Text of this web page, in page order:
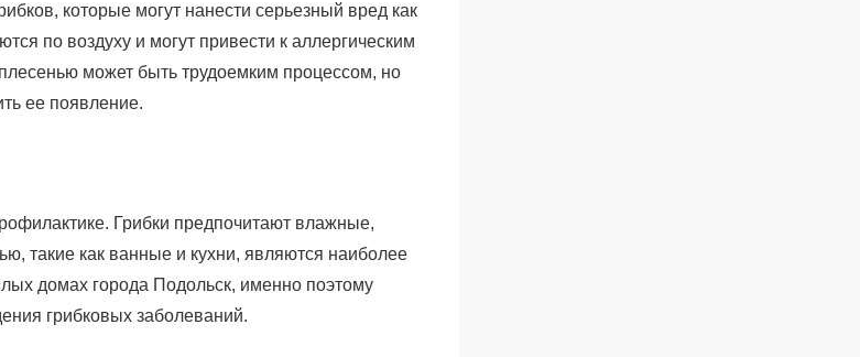
которые могут нанести серьезный вред как
по воздуху и могут привести к аллергическим
может быть трудоемким процессом, но
ее появление.
Грибки предпочитают влажные,
такие как ванные и кухни, являются наиболее
домах города Подольск, именно поэтому
грибковых заболеваний.